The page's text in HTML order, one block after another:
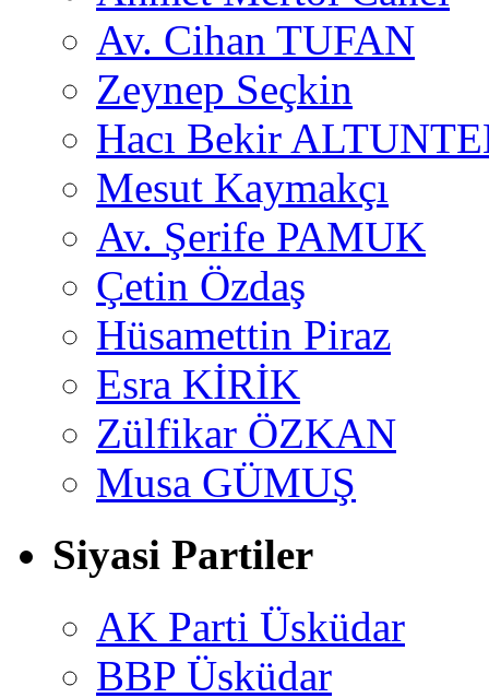
Av. Cihan TUFAN
Zeynep Seçkin
Hacı Bekir
Mesut Kaymakçı
Av. Şerife PAMUK
Çetin Özdaş
Hüsamettin Piraz
Esra KİRİK
Zülfikar ÖZKAN
Musa GÜMUŞ
Siyasi Partiler
AK Parti Üsküdar
BBP Üsküdar